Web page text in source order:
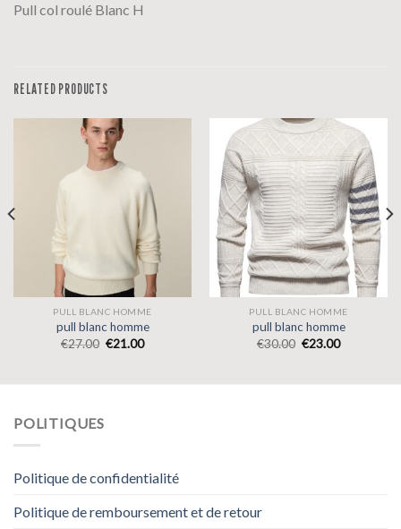
Pull col roulé Blanc H
RELATED PRODUCTS
PULL BLANC HOMME
pull blanc homme
€27.00 €21.00
PULL BLANC HOMME
pull blanc homme
€30.00 €23.00
POLITIQUES
Politique de confidentialité
Politique de remboursement et de retour